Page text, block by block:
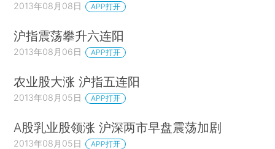
2013年08月08日 APP打开
沪指震荡攀升六连阳
2013年08月06日 APP打开
农业股大涨 沪指五连阳
2013年08月05日 APP打开
A股乳业股领涨 沪深两市早盘震荡加剧
2013年08月05日 APP打开